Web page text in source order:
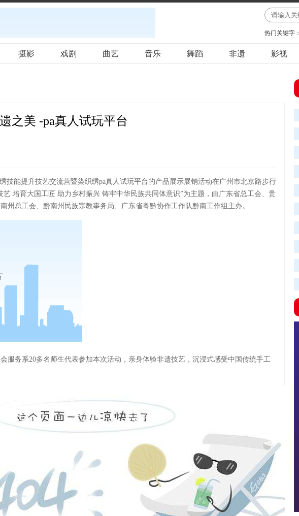
热门关键字：
摄影 戏剧 曲艺 音乐 舞蹈 非遗 影视
之美 -pa真人试玩平台
能提升技艺交流营暨染织绣pa真人试玩平台的产品展示展销活动在广州市北京路步行
培育大国工匠 助力乡村振兴 铸牢中华民族共同体意识”为主题，由广东省总工会、贵
州总工会、黔南州民族宗教事务局、广东省粤黔协作工作队黔南工作组主办。
服务系20多名师生代表参加本次活动，亲身体验非遗技艺，沉浸式感受中国传统手工